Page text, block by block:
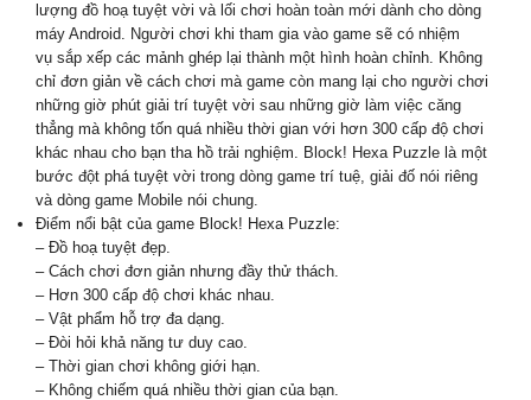
lượng đồ hoạ tuyệt vời và lối chơi hoàn toàn mới dành cho dòng
máy Android. Người chơi khi tham gia vào game sẽ có nhiệm
vụ sắp xếp các mảnh ghép lại thành một hình hoàn chỉnh. Không
chỉ đơn giản về cách chơi mà game còn mang lại cho người chơi
những giờ phút giải trí tuyệt vời sau những giờ làm việc căng
thẳng mà không tốn quá nhiều thời gian với hơn 300 cấp độ chơi
khác nhau cho bạn tha hồ trải nghiệm. Block! Hexa Puzzle là một
bước đột phá tuyệt vời trong dòng game trí tuệ, giải đố nói riêng
và dòng game Mobile nói chung.
Điểm nổi bật của game Block! Hexa Puzzle:
– Đồ hoạ tuyệt đẹp.
– Cách chơi đơn giản nhưng đầy thử thách.
– Hơn 300 cấp độ chơi khác nhau.
– Vật phẩm hỗ trợ đa dạng.
– Đòi hỏi khả năng tư duy cao.
– Thời gian chơi không giới hạn.
– Không chiếm quá nhiều thời gian của bạn.